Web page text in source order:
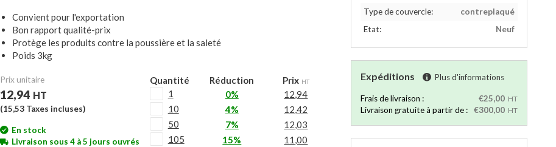
Convient pour l'exportation
Bon rapport qualité-prix
Protège les produits contre la poussière et la saleté
Poids 3kg
Prix unitaire
12,94 HT
(15,53 Taxes incluses)
En stock
Livraison sous 4 à 5 jours ouvrés
Quantité Réduction Prix HT
1 0%
12,94
10
4%
12,42
50
7%
12,03
105
15% 11,00
Type de couvercle:
contreplaqué
Etat:
Neuf
Expéditions Plus d'informations
Frais de livraison : €25,00 HT
Livraison gratuite à partir de : €300,00 HT